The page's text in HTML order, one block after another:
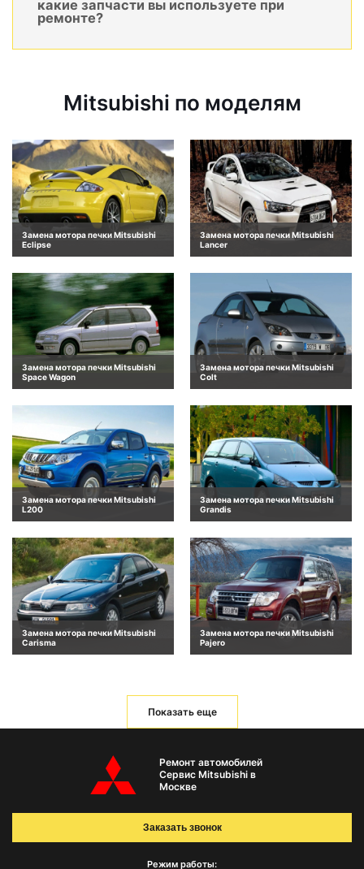
какие запчасти вы используете при
ремонте?
Mitsubishi по моделям
Замена мотора печки Mitsubishi
Eclipse
Замена мотора печки Mitsubishi
Lancer
Замена мотора печки Mitsubishi
Space Wagon
Замена мотора печки Mitsubishi
Colt
Замена мотора печки Mitsubishi
L200
Замена мотора печки Mitsubishi
Grandis
Замена мотора печки Mitsubishi
Carisma
Замена мотора печки Mitsubishi
Pajero
Показать еще
Ремонт автомобилей
Сервис Mitsubishi в
Москве
Режим работы:
Заказать звонок